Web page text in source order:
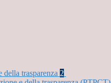
trasparenza 2